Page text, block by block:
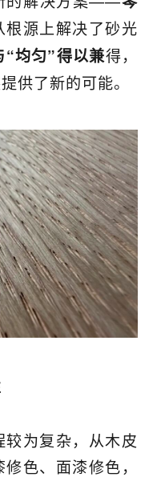
根源上解决了砂光
“均匀”得以兼得，
供了新的可能。
为复杂，从木皮
色、面漆修色，